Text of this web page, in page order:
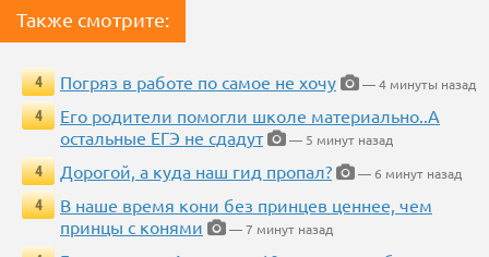
Также смотрите:
4 Погряз в работе по самое не хочу
— 4 минуты назад
4
Его родители помогли школе материально..А
остальные ЕГЭ не сдадут
— 5 минут назад
4
Дорогой, а куда наш гид пропал?
— 6 минут назад
4
В наше время кони без принцев ценнее, чем
принцы с конями
— 7 минут назад